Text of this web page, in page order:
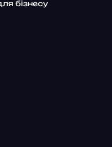
бізнесу